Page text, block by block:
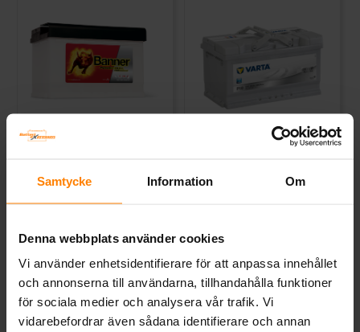
Samtycke Information Om
Denna webbplats använder cookies
Vi använder enhetsidentifierare för att anpassa innehållet
och annonserna till användarna, tillhandahålla funktioner
för sociala medier och analysera vår trafik. Vi
vidarebefordrar även sådana identifierare och annan
Banner Power Bull PRO 12v
Mått (mm) L=315 B=175 H=190 |
EN:760 | PS:0 | Kg:20,7
Webblager
Stockholm
2 490 krinkl. moms
Köp
Varta Silver Dynamic 12v
Webblager
2 915 krinkl. moms